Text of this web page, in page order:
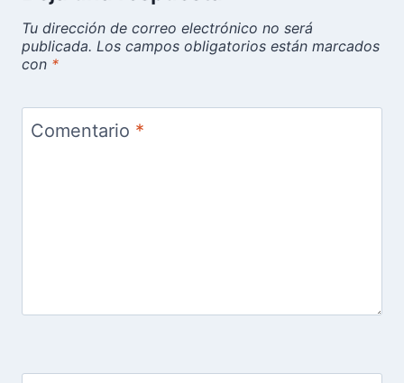
Tu dirección de correo electrónico no será
publicada. Los campos obligatorios están marcados
con *
Comentario *